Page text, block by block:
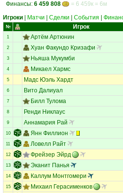
Финансы: 6 459 808
= 6 459к = 6м
Игроки
Матчи Сделки События
№ Игрок
1 Артём Артюнин
2 Хуан Факундо Кризафи
3 Ньяша Мукумби
4 Микаел Хармс
5 Мадс Юэль Хардт
6 Вито Далиуал
7 Билл Тулома
8 Ренди Никлаус
9 Аннамария Рай
10 Янн Филлион
11 Ловелл Райт
12 Фрейзер Эйрд
13 Эканит Панья
14 Каллум Монтгомери
15 Михаил Герасименков